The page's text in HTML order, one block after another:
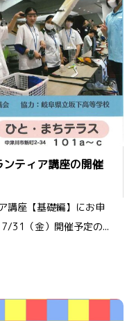
ティア講座の開催
講座【基礎編】にお申
31（金）開催予定の...